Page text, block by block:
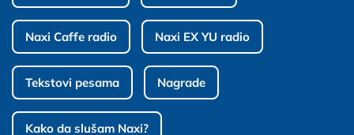
Naxi Caffe radio Naxi EX YU radio
Tekstovi pesama Nagrade
Kako da slušam Naxi?